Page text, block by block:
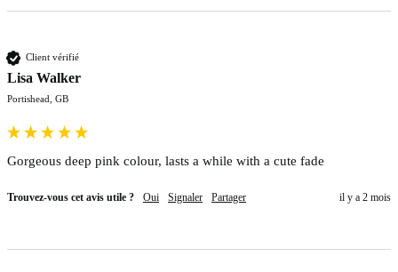
Client vérifié
Lisa Walker
Portishead, GB
Gorgeous deep pink colour, lasts a while with a cute fade
Trouvez-vous cet avis utile ? Oui Signaler Partager il y a 2 mois